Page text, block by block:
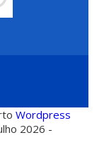
Wordpress
2026 -